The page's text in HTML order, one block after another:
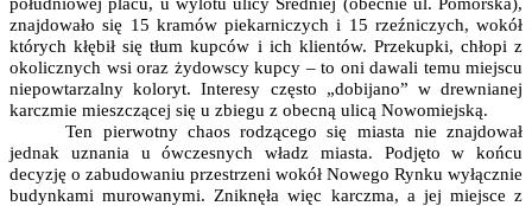
znajdowało się 15 kramów piekarniczych i 15 rzeźniczych, wokół
których kłębił się tłum kupców i ich klientów. Przekupki, chłopi z
okolicznych wsi oraz żydowscy kupcy – to oni dawali temu miejscu
niepowtarzalny koloryt. Interesy często „dobijano” w drewnianej
karczmie mieszczącej się u zbiegu z obecną ulicą Nowomiejską.
Ten pierwotny chaos rodzącego się miasta nie znajdował
jednak uznania u ówczesnych władz miasta. Podjęto w końcu
decyzję o zabudowaniu przestrzeni wokół Nowego Rynku wyłącznie
budynkami murowanymi. Zniknęła więc karczma, a jej miejsce z